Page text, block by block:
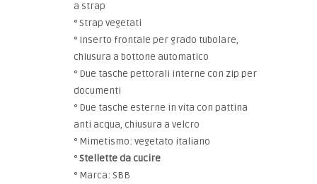
a strap
° Strap vegetati
° Inserto frontale per grado tubolare,
chiusura a bottone automatico
° Due tasche pettorali interne con zip per
documenti
° Due tasche esterne in vita con pattina
anti acqua, chiusura a velcro
° Mimetismo: vegetato italiano
°Stellette da cucire
° Marca: SBB